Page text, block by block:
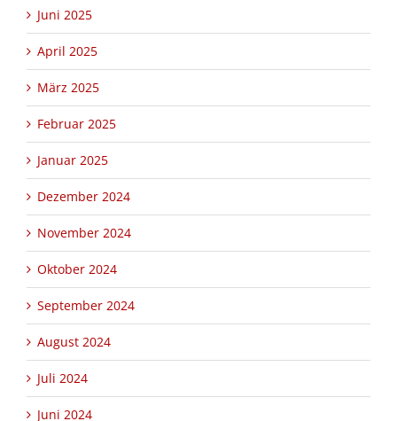
Juni 2025
April 2025
März 2025
Februar 2025
Januar 2025
Dezember 2024
November 2024
Oktober 2024
September 2024
August 2024
Juli 2024
Juni 2024